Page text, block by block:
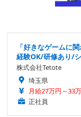
「好きなゲームに
経験OK/研修あり/
株式会社Tetote
埼玉県
月給27万円～33
正社員